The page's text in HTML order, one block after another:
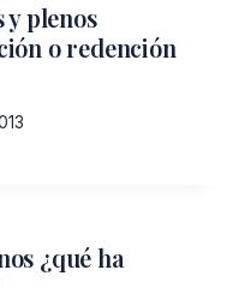
y plenos
o redención
¿qué ha